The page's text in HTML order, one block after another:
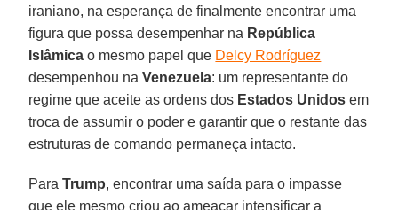
iraniano, na esperança de finalmente encontrar uma
figura que possa desempenhar na República
Islâmica o mesmo papel que Delcy Rodríguez
desempenhou naVenezuela: um representante do
regime que aceite as ordens dos Estados Unidos em
troca de assumir o poder e garantir que o restante das
estruturas de comando permaneça intacto.
ParaTrump, encontrar uma saída para o impasse
que ele mesmo criou ao ameaçar intensificar a